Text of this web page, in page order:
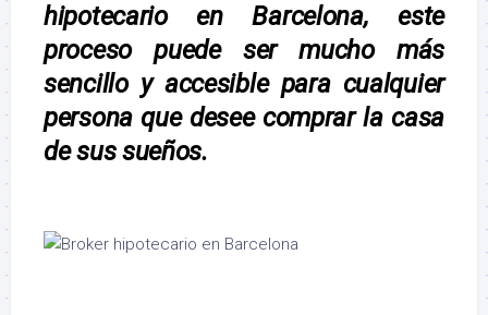
hipotecario en Barcelona, este
proceso puede ser mucho más
sencillo y accesible para cualquier
persona que desee comprar la casa
de sus sueños.